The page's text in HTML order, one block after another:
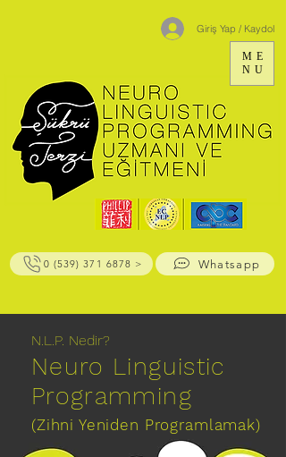
Giriş Yap / Kaydol
ME
NU
0 (539) 371 6878 > Whatsapp
N.L.P. Nedir?
(Zihni Yeniden Programlamak)
Neuro Linguistic
Programming